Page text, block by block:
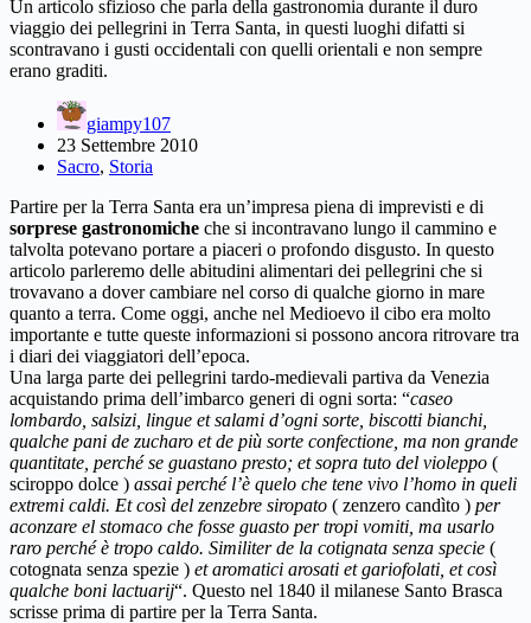
Un articolo sfizioso che parla della gastronomia durante il duro
viaggio dei pellegrini in Terra Santa, in questi luoghi difatti si
scontravano i gusti occidentali con quelli orientali e non sempre
erano graditi.
giampy107
23 Settembre 2010
Sacro, Storia
Partire per la Terra Santa era un’impresa piena di imprevisti e di
sorprese gastronomiche che si incontravano lungo il cammino e
talvolta potevano portare a piaceri o profondo disgusto. In questo
articolo parleremo delle abitudini alimentari dei pellegrini che si
trovavano a dover cambiare nel corso di qualche giorno in mare
quanto a terra. Come oggi, anche nel Medioevo il cibo era molto
importante e tutte queste informazioni si possono ancora ritrovare tra
i diari dei viaggiatori dell’epoca.
Una larga parte dei pellegrini tardo-medievali partiva da Venezia
acquistando prima dell’imbarco generi di ogni sorta: “caseo
lombardo, salsizi, lingue et salami d’ogni sorte, biscotti bianchi,
qualche pani de zucharo et de più sorte confectione, ma non grande
quantitate, perché se guastano presto; et sopra tuto del violeppo (
sciroppo dolce ) assai perché l’è quelo che tene vivo l’homo in queli
extremi caldi. Et così del zenzebre siropato ( zenzero candìto ) per
aconzare el stomaco che fosse guasto per tropi vomiti, ma usarlo
raro perché è tropo caldo. Similiter de la cotignata senza specie (
cotognata senza spezie ) et aromatici arosati et gariofolati, et così
qualche boni lactuarij“. Questo nel 1840 il milanese Santo Brasca
scrisse prima di partire per la Terra Santa.